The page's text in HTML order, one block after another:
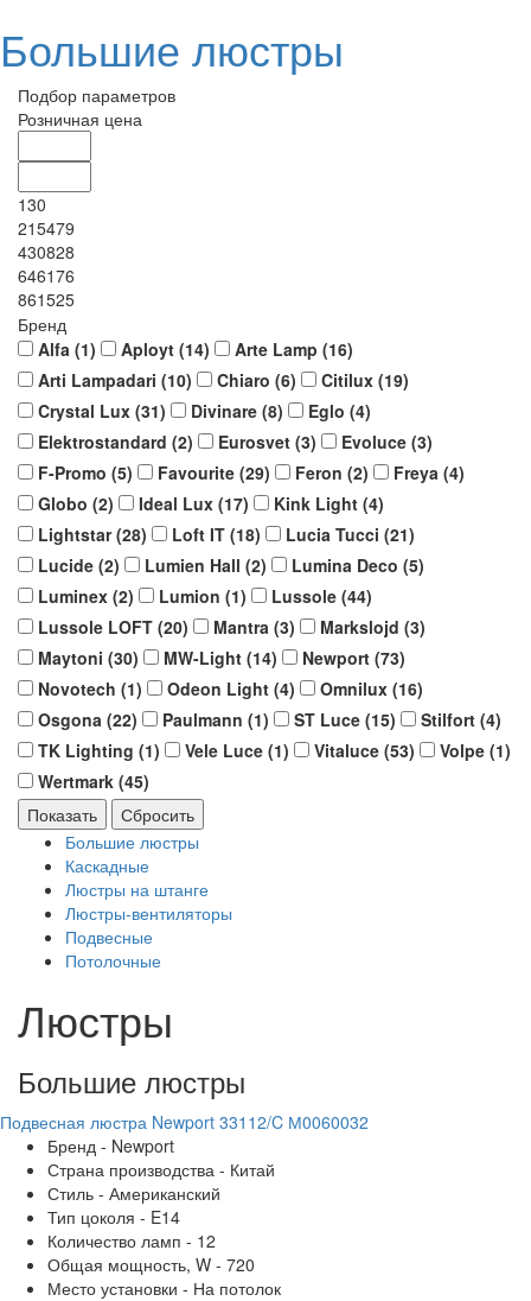
Большие люстры
Подбор параметров
Розничная цена
130
215479
430828
646176
861525
Бренд
Alfa (1) Aployt (14) Arte Lamp (16)
Arti Lampadari (10) Chiaro (6) Citilux (19)
Crystal Lux (31) Divinare (8) Eglo (4)
Elektrostandard (2) Eurosvet (3) Evoluce (3)
F-Promo (5) Favourite (29) Feron (2) Freya (4)
Globo (2) Ideal Lux (17) Kink Light (4)
Lightstar (28) Loft IT (18) Lucia Tucci (21)
Lucide (2) Lumien Hall (2) Lumina Deco (5)
Luminex (2) Lumion (1) Lussole (44)
Lussole LOFT (20) Mantra (3) Markslojd (3)
Maytoni (30) MW-Light (14) Newport (73)
Novotech (1) Odeon Light (4) Omnilux (16)
Osgona (22) Paulmann (1) ST Luce (15) Stilfort (4)
TK Lighting (1) Vele Luce (1) Vitaluce (53) Volpe (1)
Wertmark (45)
Большие люстры
Каскадные
Люстры на штанге
Люстры-вентиляторы
Подвесные
Потолочные
Люстры
Большие люстры
Подвесная люстра Newport 33112/C М0060032
Бренд - Newport
Страна производства - Китай
Стиль - Американский
Тип цоколя - E14
Количество ламп - 12
Общая мощность, W - 720
Место установки - На потолок